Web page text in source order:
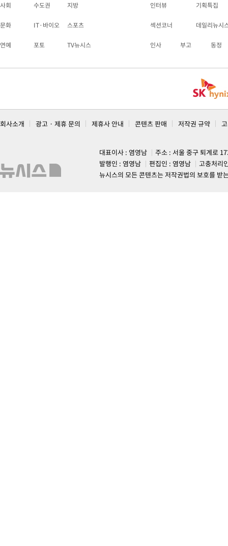
사회 수도권 지방
문화 IT·바이오 스포츠
연예 포토 TV뉴시스
인터뷰 기획특집
섹션코너 데일리뉴시
인사 부고 동정
회사소개 광고 · 제휴 문의 제휴사 안내 콘텐츠 판매 저작권 규약
대표이사 : 염영남
주소 : 서울 중구 퇴계로
발행인 : 염영남
편집인 : 염영남
고충처리
뉴시스의 모든 콘텐츠는 저작권법의 보호를